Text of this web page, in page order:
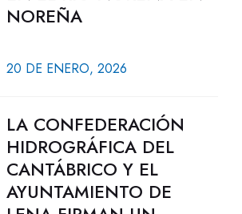
NOREÑA
20 DE ENERO, 2026
LA CONFEDERACIÓN
HIDROGRÁFICA DEL
CANTÁBRICO Y EL
AYUNTAMIENTO DE